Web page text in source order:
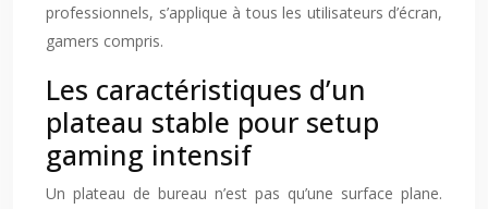
professionnels, s’applique à tous les utilisateurs d’écran,
gamers compris.
Les caractéristiques d’un
plateau stable pour setup
gaming intensif
Un plateau de bureau n’est pas qu’une surface plane.